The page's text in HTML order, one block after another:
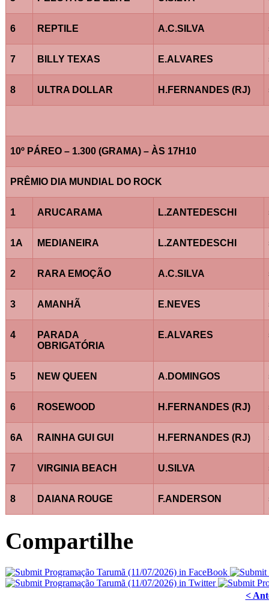
6 REPTILE A.C.SILVA
7 BILLY TEXAS E.ALVARES
8 ULTRA DOLLAR H.FERNANDES (RJ)
10º PÁREO – 1.300 (GRAMA) – ÀS 17H10
PRÊMIO DIA MUNDIAL DO ROCK
1 ARUCARAMA L.ZANTEDESCHI
1A MEDIANEIRA L.ZANTEDESCHI
2 RARA EMOÇÃO A.C.SILVA
3 AMANHÃ E.NEVES
4
PARADA
OBRIGATÓRIA
E.ALVARES
5 NEW QUEEN A.DOMINGOS
6 ROSEWOOD H.FERNANDES (RJ)
6A RAINHA GUI GUI H.FERNANDES (RJ)
7 VIRGINIA BEACH U.SILVA
8 DAIANA ROUGE F.ANDERSON
Compartilhe
<